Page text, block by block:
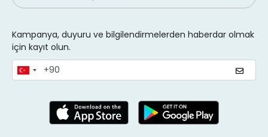
Kampanya, duyuru ve bilgilendirmelerden haberdar olmak
için kayıt olun.